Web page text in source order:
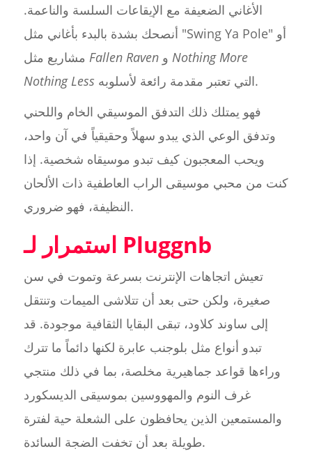
الأغاني الضعيفة مع الإيقاعات السلسة والناعمة.
أنصحك بشدة بالبدء بأغاني مثل "Swing Ya Pole" أو
Fallen Raven
Nothing More
Nothing Less
التي تعتبر مقدمة رائعة لأسلوبه.
فهو يمتلك ذلك التدفق الموسيقي الخام واللحني
وتدفق الوعي الذي يبدو سهلاً وحقيقياً في آن واحد،
ويحب المعجبون كيف تبدو موسيقاه شخصية. إذا
كنت من محبي موسيقى الراب العاطفية ذات الألحان
النظيفة، فهو ضروري.
استمرار لـ Pluggnb
تعيش اتجاهات الإنترنت بسرعة وتموت في سن
صغيرة، ولكن حتى بعد أن تتلاشى الميمات وتنتقل
إلى ساوند كلاود، تبقى البقايا الثقافية موجودة. قد
تبدو أنواع مثل بلوجنب عابرة لكنها دائماً ما تترك
وراءها قواعد جماهيرية مخلصة، بما في ذلك منتجي
غرف النوم والمهووسين بموسيقى الديسكورد
والمستمعين الذين يحافظون على الشعلة حية لفترة
طويلة بعد أن تخفت الضجة السائدة.